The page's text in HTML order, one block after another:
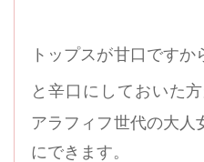
トップスが甘口です
と辛口にしておいた
アラフィフ世代の大人
にできます。